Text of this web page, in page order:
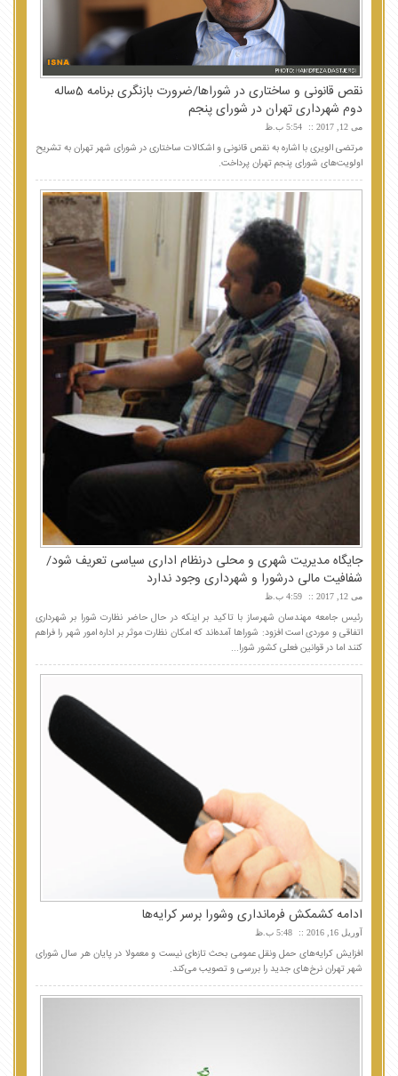
نقص قانونی و ساختاری در شوراها/ضرورت بازنگری برنامه 5ساله
دوم شهرداری تهران در شورای پنجم
می 12, 2017 5:54 ب.ظ
مرتضی الویری با اشاره به نقص قانونی و اشکالات ساختاری در شورای شهر تهران به تشریح
اولویت‌های شورای پنجم تهران پرداخت.
جایگاه مدیریت شهری و محلی درنظام اداری سیاسی تعریف شود/
شفافیت مالی درشورا و شهرداری وجود ندارد
می 12, 2017 4:59 ب.ظ
رئیس جامعه مهندسان شهرساز با تاکید بر اینکه در حال حاضر نظارت شورا بر شهرداری
اتفاقی و موردی است افزود: شوراها آمده‌اند که امکان نظارت موثر بر اداره امور شهر را فراهم
کنند اما در قوانین فعلی کشور شورا...
ادامه کشمکش فرمانداری وشورا برسر کرایه‌ها
آوریل 16, 2016 5:48 ب.ظ
افزایش کرایه‌های حمل ونقل عمومی بحث تازه‌ای نیست و معمولا در پایان هر سال شورای
شهر تهران نرخ‌های جدید را بررسی و تصویب می‌کند.